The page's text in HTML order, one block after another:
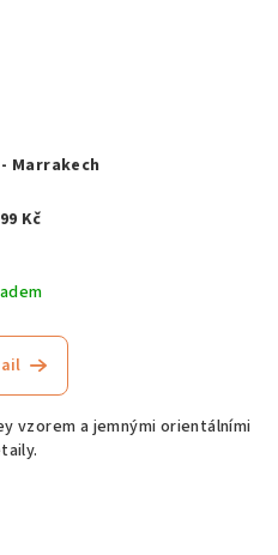
Marrakech
Kč
vzorem a jemnými orientálními